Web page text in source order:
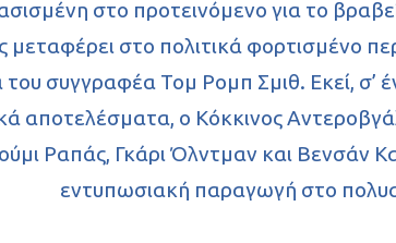
στο προτεινόμενο για το
στο πολιτικά φορτισμένο
συγγραφέα Τομ Ρομπ Σμιθ. Εκεί, σ’
αποτελέσματα, ο Κόκκινος
Ραπάς, Γκάρι Όλντμαν και Βενσάν
εντυπωσιακή παραγωγή στο